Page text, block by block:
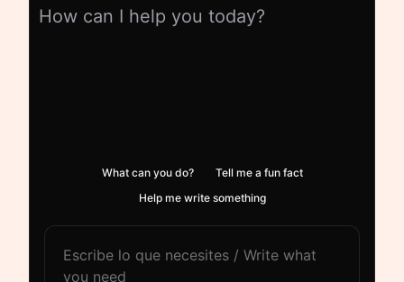
How can I help you today?
What can you do?
Tell me a fun fact
Help me write something